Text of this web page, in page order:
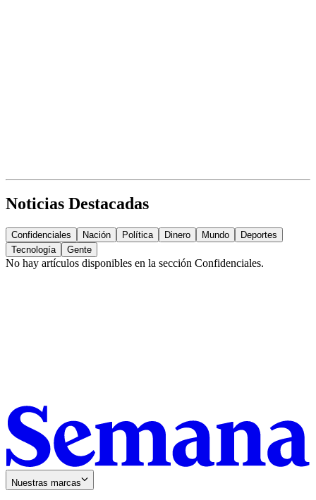
Noticias Destacadas
Confidenciales Nación Política Dinero Mundo
Deportes
Tecnología
Gente
No hay artículos disponibles en la sección Confidenciales.
Nuestras marcas